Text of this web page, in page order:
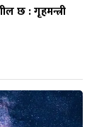
छ : गृहमन्त्री